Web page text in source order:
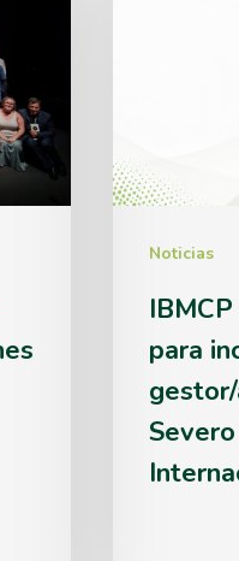
Noticias
a
programa
Severo
Ochoa
para